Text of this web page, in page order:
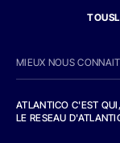
MIEUX NOUS
ATLANTICO C'EST
LE RESEAU